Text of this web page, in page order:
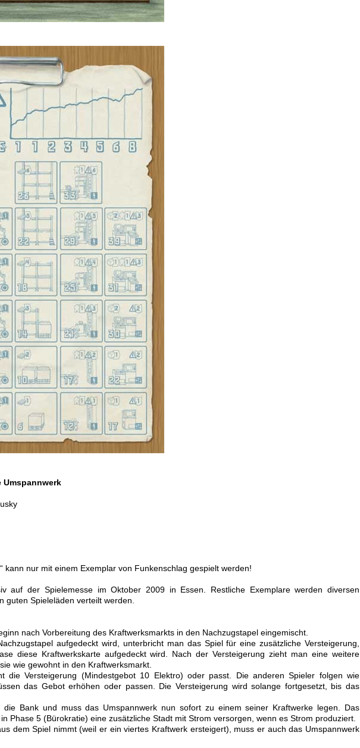
Umspannwerk
kann nur mit einem Exemplar von Funkenschlag gespielt werden!
auf der Spielemesse im Oktober 2009 in Essen. Restliche Exemplare werden diversen
guten Spieleläden verteilt werden.
nach Vorbereitung des Kraftwerksmarkts in den Nachzugstapel eingemischt.
aufgedeckt wird, unterbricht man das Spiel für eine zusätzliche Versteigerung,
diese Kraftwerkskarte aufgedeckt wird. Nach der Versteigerung zieht man eine weitere
wie gewohnt in den Kraftwerksmarkt.
die Versteigerung (Mindestgebot 10 Elektro) oder passt. Die anderen Spieler folgen wie
das Gebot erhöhen oder passen. Die Versteigerung wird solange fortgesetzt, bis das
Bank und muss das Umspannwerk nun sofort zu einem seiner Kraftwerke legen. Das
Phase 5 (Bürokratie) eine zusätzliche Stadt mit Strom versorgen, wenn es Strom produziert.
dem Spiel nimmt (weil er ein viertes Kraftwerk ersteigert), muss er auch das Umspannwerk